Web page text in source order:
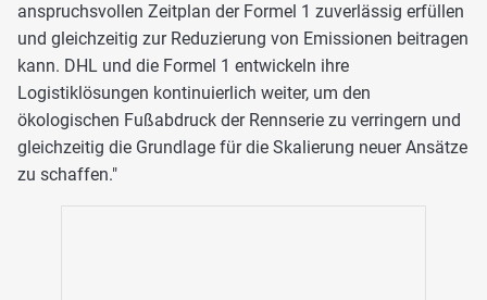
anspruchsvollen Zeitplan der Formel 1 zuverlässig erfüllen
und gleichzeitig zur Reduzierung von Emissionen beitragen
kann. DHL und die Formel 1 entwickeln ihre
Logistiklösungen kontinuierlich weiter, um den
ökologischen Fußabdruck der Rennserie zu verringern und
gleichzeitig die Grundlage für die Skalierung neuer Ansätze
zu schaffen."